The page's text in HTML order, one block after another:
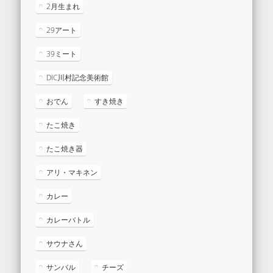
2月生まれ
29アート
39ミート
DIC川村記念美術館
おでん すき焼き
たこ焼き
たこ焼き器
アリ・マキネン
カレー
カレーバトル
サウナさん
サンバル チーズ